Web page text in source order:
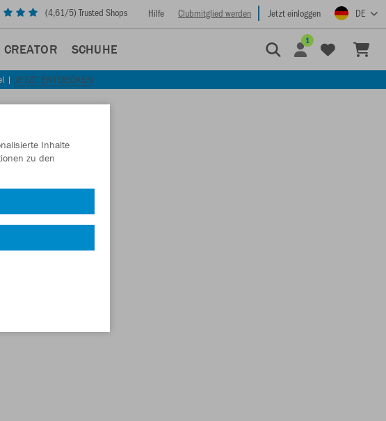
(4,61/5) Trusted Shops Hilfe Clubmitglied werden Jetzt einloggen DE
SCHUHE
1
| JETZT ENTDECKEN
Inhalte
zu den